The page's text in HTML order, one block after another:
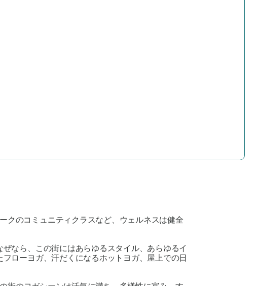
クのコミュニティクラスなど、ウェルネスは健全
なら、この街にはあらゆるスタイル、あらゆるイ
ローヨガ、汗だくになるホットヨガ、屋上での日